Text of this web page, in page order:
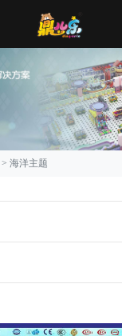
> 海洋主题